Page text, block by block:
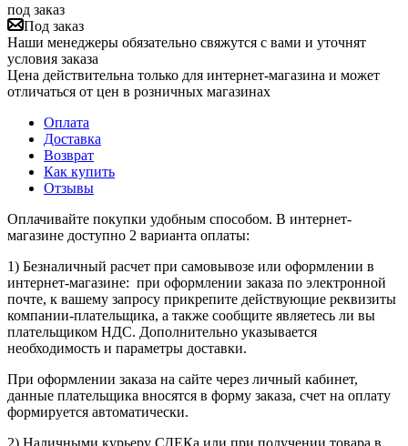
под заказ
Под заказ
Наши менеджеры обязательно свяжутся с вами и уточнят
условия заказа
Цена действительна только для интернет-магазина и может
отличаться от цен в розничных магазинах
Оплата
Доставка
Возврат
Как купить
Отзывы
Оплачивайте покупки удобным способом. В интернет-
магазине доступно 2 варианта оплаты:
1) Безналичный расчет при самовывозе или оформлении в
интернет-магазине: при оформлении заказа по электронной
почте, к вашему запросу прикрепите действующие реквизиты
компании-плательщика, а также сообщите являетесь ли вы
плательщиком НДС. Дополнительно указывается
необходимость и параметры доставки.
При оформлении заказа на сайте через личный кабинет,
данные плательщика вносятся в форму заказа, счет на оплату
формируется автоматически.
2) Наличными курьеру СДЕКа или при получении товара в